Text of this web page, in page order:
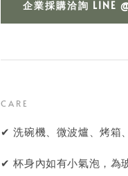
企業採購洽詢 LINE
CARE
✔ 洗碗機、微波爐、烤箱
✔ 杯身內如有小氣泡，為